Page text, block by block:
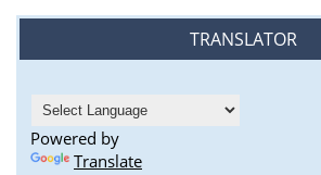
TRANSLATOR
Powered by
Translate